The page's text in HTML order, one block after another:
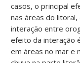
casos, o principal
nas áreas do
interação entre
efeito da interação
em áreas no mar e